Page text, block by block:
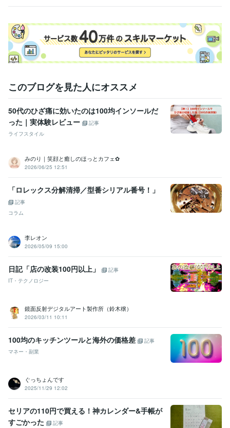
このブログを見た人にオススメ
50代のひざ痛に効いたのは100均インソールだ
った｜実体験レビュー
記事
ライフスタイル
みのり｜笑顔と癒しのほっとカフェ✿
2026/06/25 12:51
「ロレックス分解清掃／型番シリアル番号！」
記事
コラム
李レオン
2026/05/09 15:00
日記「店の改装100円以上」
記事
IT・テクノロジー
鏡面反射デジタルアート製作所（鈴木穣）
2026/03/11 10:11
100均のキッチンツールと海外の価格差
記事
マネー・副業
ぐっちょんです
2025/11/29 12:02
セリアの110円で買える！神カレンダー&手帳が
すごかった
記事